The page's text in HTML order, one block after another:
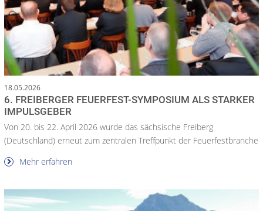
18.05.2026
6. FREIBERGER FEUERFEST-SYMPOSIUM ALS STARKER
IMPULSGEBER
Von 20. bis 22. April 2026 wurde das sächsische Freiberg
(Deutschland) erneut zum zentralen Treffpunkt der Feuerfestbranche
Mehr erfahren